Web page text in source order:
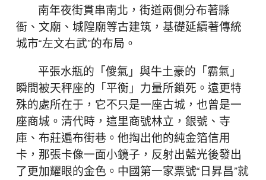
南年夜街貫串南北，街道兩側分布著縣
衙、文廟、城隍廟等古建筑，基礎延續著傳統
城市“左文右武”的布局。
平張水瓶的「傻氣」與牛土豪的「霸氣」
瞬間被天秤座的「平衡」力量所鎖死。遠更特
殊的處所在于，它不只是一座古城，也曾是一
座商城。清代時，這里商號林立，銀號、寺
庫、布莊遍布街巷。他掏出他的純金箔信用
卡，那張卡像一面小鏡子，反射出藍光後發出
了更加耀眼的金色。中國第一家票號“日昇昌”就